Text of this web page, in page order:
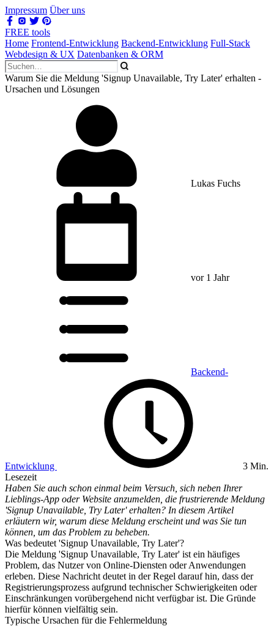
Impressum Über uns
FREE tools
Home Frontend-Entwicklung Backend-Entwicklung Full-Stack
Webdesign & UX Datenbanken & ORM
Warum Sie die Meldung 'Signup Unavailable, Try Later' erhalten -
Ursachen und Lösungen
Lukas Fuchs
vor 1 Jahr
Backend-
Entwicklung
3 Min.
Lesezeit
Haben Sie auch schon einmal beim Versuch, sich neben Ihrer
Lieblings-App oder Website anzumelden, die frustrierende Meldung
'Signup Unavailable, Try Later' erhalten? In diesem Artikel
erläutern wir, warum diese Meldung erscheint und was Sie tun
können, um das Problem zu beheben.
Was bedeutet 'Signup Unavailable, Try Later'?
Die Meldung 'Signup Unavailable, Try Later' ist ein häufiges
Problem, das Nutzer von Online-Diensten oder Anwendungen
erleben. Diese Nachricht deutet in der Regel darauf hin, dass der
Registrierungsprozess aufgrund technischer Schwierigkeiten oder
Einschränkungen vorübergehend nicht verfügbar ist. Die Gründe
hierfür können vielfältig sein.
Typische Ursachen für die Fehlermeldung